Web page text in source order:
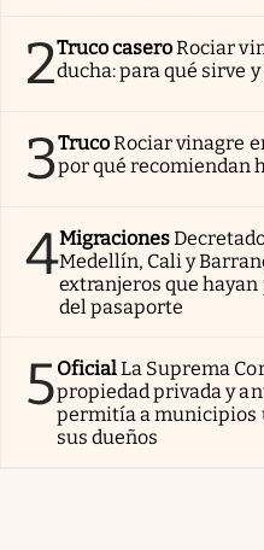
2Truco caseroRociar
ducha: para qué sirve
3TrucoRociar vinagre
por qué recomiendan
4Migraciones
Medellín, Cali y
extranjeros que
del pasaporte
5OficialLa Suprema
propiedad privada y
permitía a municipios
sus dueños